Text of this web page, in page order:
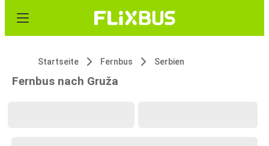
Startseite Fernbus Serbien
Fernbus nach Gruža